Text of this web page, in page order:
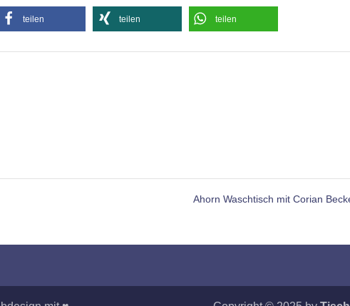
teilen teilen teilen
Ahorn Waschtisch mit Corian